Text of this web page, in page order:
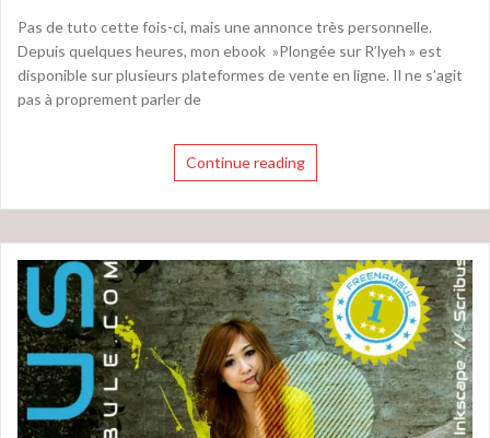
Pas de tuto cette fois-ci, mais une annonce très personnelle.
Depuis quelques heures, mon ebook »Plongée sur R’lyeh » est
disponible sur plusieurs plateformes de vente en ligne. Il ne s’agit
pas à proprement parler de
Continue reading